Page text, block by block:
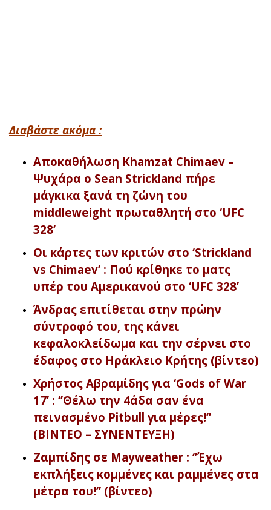
Διαβάστε ακόμα :
Αποκαθήλωση Khamzat Chimaev –
Ψυχάρα ο Sean Strickland πήρε
μάγκικα ξανά τη ζώνη του
middleweight πρωταθλητή στο ‘UFC
328’
Οι κάρτες των κριτών στο ‘Strickland
vs Chimaev’ : Πού κρίθηκε το ματς
υπέρ του Αμερικανού στο ‘UFC 328’
Άνδρας επιτίθεται στην πρώην
σύντροφό του, της κάνει
κεφαλοκλείδωμα και την σέρνει στο
έδαφος στο Ηράκλειο Κρήτης (βίντεο)
Χρήστος Αβραμίδης για ‘Gods of War
17’ : ‘’Θέλω την 4άδα σαν ένα
πεινασμένο Pitbull για μέρες!’’
(ΒΙΝΤΕΟ – ΣΥΝΕΝΤΕΥΞΗ)
Ζαμπίδης σε Mayweather : ‘’Έχω
εκπλήξεις κομμένες και ραμμένες στα
μέτρα του!’’ (βίντεο)